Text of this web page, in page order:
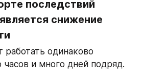
последствий
снижение
одинаково
и много дней подряд.